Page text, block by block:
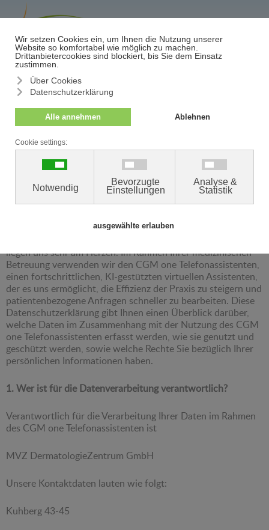
Termin/Absage
CGM one Telefonassistent
Datenschutzerklärung für Patienten
liegen uns sehr am Herzen. Im Rahmen Ihrer medizinischen
Betreuung verwenden wir den CGM one Telefonassistenten,
einen fortschrittlichen, KI-gestützten virtuellen Assistenten,
der es uns ermöglicht, die Effizienz der Praxis zu steigern und
patientenbezogene Anfragen schneller zu bearbeiten. Diese
Datenschutzerklärung gibt Ihnen einen Überblick darüber,
welche Daten im Zusammenhang mit der Nutzung des CGM
one Telefonassistenten erfasst werden, wie sie genutzt und
geschützt werden, sowie welche Rechte Sie bezüglich Ihrer
persönlichen Informationen haben.
1. Wer ist für die Datenverarbeitung verantwortlich?
Verantwortlich für die Verarbeitung Ihrer Daten im Rahmen
des CGM one Telefonassistenten ist
MVZ DermatologieZentrum GmbH
Unsere Kontaktdaten lauten wie folgt:
Kuhberg 43-45